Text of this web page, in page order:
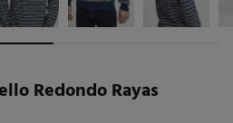
Redondo Rayas